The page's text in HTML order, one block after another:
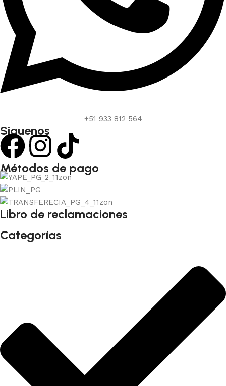
+51 933 812 564
Siguenos
Métodos de pago
Libro de reclamaciones
Categorías